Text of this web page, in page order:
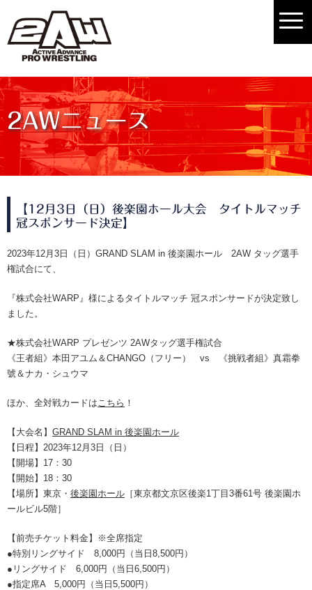
2AWニュース
【12月3日（日）後楽園ホール大会 タイトルマッチ
冠スポンサード決定】
2023年12月3日（日）GRAND SLAM in 後楽園ホール 2AW タッグ選手
権試合にて、
『株式会社WARP』様によるタイトルマッチ 冠スポンサードが決定致し
ました。
★株式会社WARP プレゼンツ 2AWタッグ選手権試合
《王者組》本田アユム＆CHANGO（フリー） vs 《挑戦者組》真霜拳
號＆ナカ・シュウマ
ほか、全対戦カードはこちら ！
【大会名】 GRAND SLAM in 後楽園ホール
【日程】2023年12月3日（日）
【開場】17：30
【開始】18：30
【場所】東京・ 後楽園ホール ［東京都文京区後楽1丁目3番61号 後楽園ホ
ールビル5階］
【前売チケット料金】※全席指定
●特別リングサイド 8,000円（当日8,500円）
●リングサイド 6,000円（当日6,500円）
●指定席A 5,000円（当日5,500円）